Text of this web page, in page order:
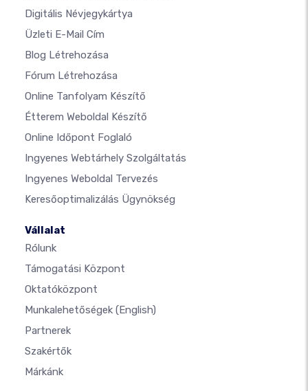
Digitális Névjegykártya
Üzleti E-Mail Cím
Blog Létrehozása
Fórum Létrehozása
Online Tanfolyam Készítő
Étterem Weboldal Készítő
Online Időpont Foglaló
Ingyenes Webtárhely Szolgáltatás
Ingyenes Weboldal Tervezés
Keresőoptimalizálás Ügynökség
Vállalat
Rólunk
Támogatási Központ
Oktatóközpont
Munkalehetőségek (English)
Partnerek
Szakértők
Márkánk